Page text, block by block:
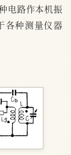
电路作本机振
各种测量仪器